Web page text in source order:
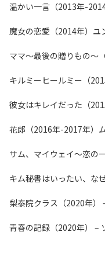
温かい一言（2013年-
魔女の恋愛（2014年）ユ
ママ～最後の贈りもの～
キルミーヒールミー（
彼女はキレイだった（
花郎（2016年-2017年）
サム、マイウェイ〜恋の
キム秘書はいったい、な
梨泰院クラス（2020年）
青春の記録（2020年） –